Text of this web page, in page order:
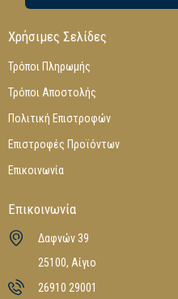
Χρήσιμες Σελίδες
Τρόποι Πληρωμής
Τρόποι Αποστολής
Πολιτική Επιστροφών
Επιστροφές Προϊόντων
Επικοινωνία
Επικοινωνία
Δαφνών 39
25100, Αίγιο
26910 29001